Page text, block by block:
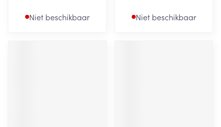
Niet beschikbaar Niet beschikbaar